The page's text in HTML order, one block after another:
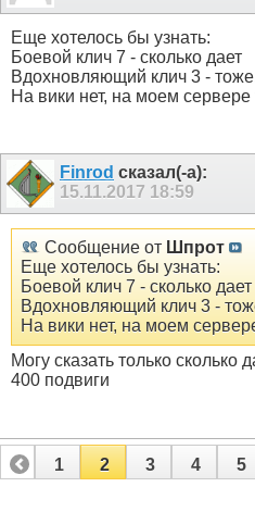
Еще хотелось бы узнать:
Боевой клич 7 - сколько дает
Вдохновляющий клич 3 -
На вики нет, на моем сервере
Finrod сказал(-а):
15.11.2017 18:59
Сообщение от Шпрот
Еще хотелось бы узнать:
Боевой клич 7 - сколько дает
Вдохновляющий клич 3 -
На вики нет, на моем
Могу сказать только сколько
400 подвиги
1 2 3 4 5